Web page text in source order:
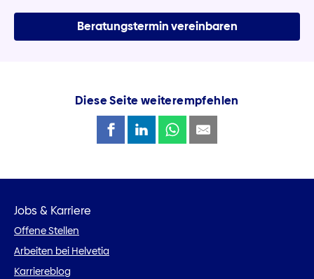
Beratungstermin vereinbaren
Diese Seite weiterempfehlen
Jobs & Karriere
Offene Stellen
Arbeiten bei Helvetia
Karriereblog